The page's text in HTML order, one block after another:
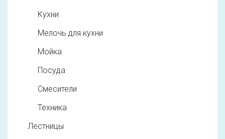
Кухни
Мелочь для кухни
Мойка
Посуда
Смесители
Техника
Лестницы